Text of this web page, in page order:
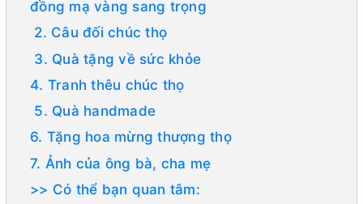
đồng mạ vàng sang trọng
2. Câu đối chúc thọ
3. Quà tặng về sức khỏe
4. Tranh thêu chúc thọ
5. Quà handmade
6. Tặng hoa mừng thượng thọ
7. Ảnh của ông bà, cha mẹ
>> Có thể bạn quan tâm: